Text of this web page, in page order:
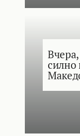
силно